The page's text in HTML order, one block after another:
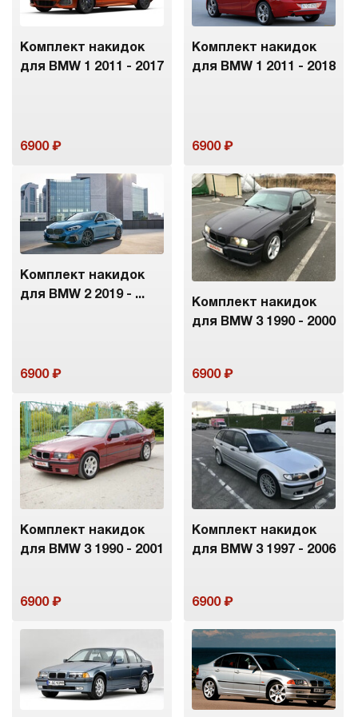
Комплект накидок
для BMW 1 2011 - 2017
6900
Комплект накидок
для BMW 1 2011 - 2018
6900
Комплект накидок
для BMW 2 2019 - ...
6900
Комплект накидок
для BMW 3 1990 - 2000
6900
Комплект накидок
для BMW 3 1990 - 2001
6900
Комплект накидок
для BMW 3 1997 - 2006
6900